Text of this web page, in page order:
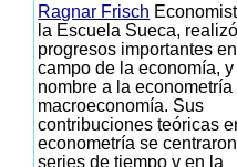
Ragnar Frisch
la Escuela Sueca, realizó
progresos importantes en
campo de la economía,
nombre a la econometría
macroeconomía. Sus
contribuciones teóricas
econometría se
series de tiempo y en la